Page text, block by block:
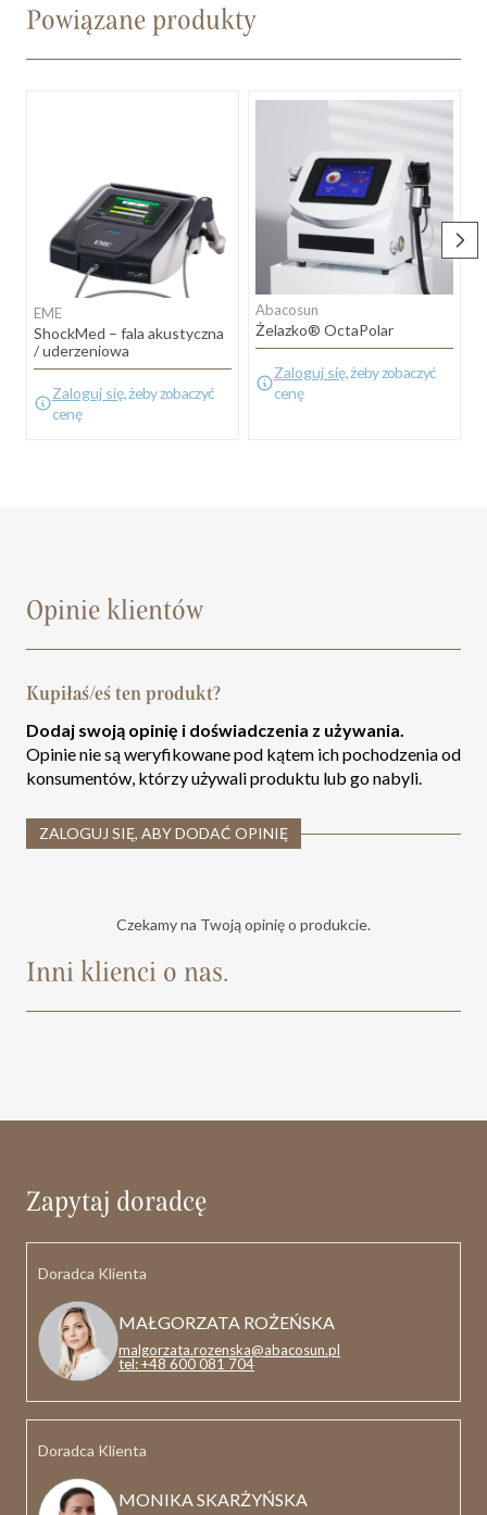
Powiązane produkty
EME
ShockMed – fala akustyczna
/ uderzeniowa
Zaloguj się, żeby zobaczyć
cenę
Abacosun
Żelazko® OctaPolar
Zaloguj się, żeby zobaczyć
cenę
Opinie klientów
Kupiłaś/eś ten produkt?
Dodaj swoją opinię i doświadczenia z używania.
Opinie nie są weryfikowane pod kątem ich pochodzenia od
konsumentów, którzy używali produktu lub go nabyli.
ZALOGUJ SIĘ, ABY DODAĆ OPINIĘ
Czekamy na Twoją opinię o produkcie.
Inni klienci o nas.
Zapytaj doradcę
Doradca Klienta
MAŁGORZATA ROŻEŃSKA
malgorzata.rozenska@abacosun.pl
tel: +48 600 081 704
Doradca Klienta
MONIKA SKARŻYŃSKA